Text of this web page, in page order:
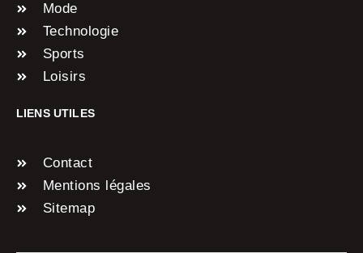
Mode
Technologie
Sports
Loisirs
LIENS UTILES
Contact
Mentions légales
Sitemap